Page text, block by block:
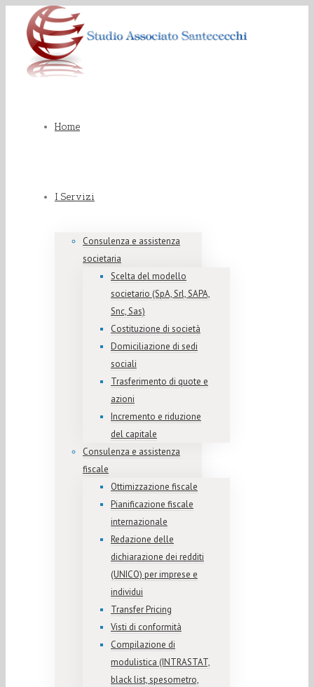
Home
I Servizi
Consulenza e assistenza
societaria
Scelta del modello
societario (SpA, Srl, SAPA,
Snc, Sas)
Costituzione di società
Domiciliazione di sedi
sociali
Trasferimento di quote e
azioni
Incremento e riduzione
del capitale
Consulenza e assistenza
fiscale
Ottimizzazione fiscale
Pianificazione fiscale
internazionale
Redazione delle
dichiarazione dei redditi
(UNICO) per imprese e
individui
Transfer Pricing
Visti di conformità
Compilazione di
modulistica (INTRASTAT,
black list, spesometro,